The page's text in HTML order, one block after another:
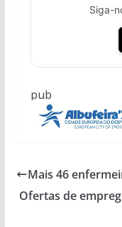
Siga-
pub
Mais 46
Ofertas de